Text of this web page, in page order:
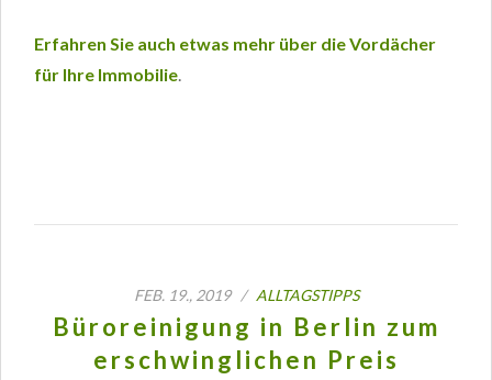
Erfahren Sie auch etwas mehr über die Vordächer
für Ihre Immobilie.
FEB. 19., 2019 / ALLTAGSTIPPS
Büroreinigung in Berlin zum
erschwinglichen Preis